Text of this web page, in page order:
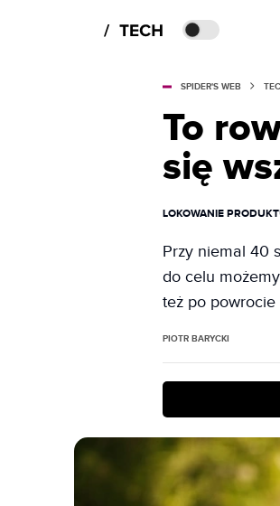
SPIDER'S WEB
To
się
LOKOWANIE
Przy niemal 40
do celu
też po powrocie
PIOTR BARYCKI